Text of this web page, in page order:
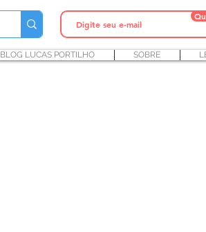
BLOG LUCAS PORTILHO SOBRE